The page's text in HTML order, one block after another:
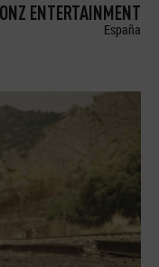
ENTERTAINMENT
España